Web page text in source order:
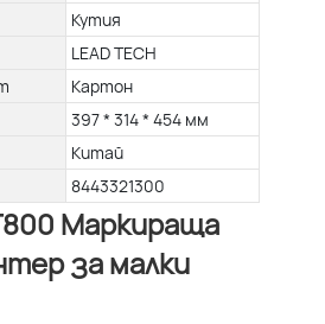
Кутия
LEAD TECH
Картон
397 * 314 * 454 мм
Китай
8443321300
Маркираща
за малки